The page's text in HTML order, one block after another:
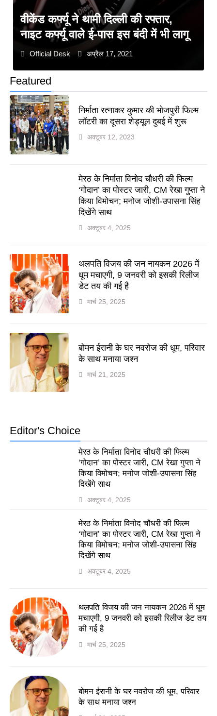
Featured
निर्माता रत्नाकर कुमार की भोजपुरी फिल्म
लॉटरी का दूसरा शेड्यूल दुबई में शुरू
अक्टूबर 12, 2023
मेरठ के निर्माता विनोद चौधरी की फिल्म
‘गोदान’ का पोस्टर जारी, CM रेखा गुप्ता ने
किया विमोचन; मनोज जोशी-उपासना सिंह
दिखेंगे साथ
अक्टूबर 4, 2025
थलपति विजय की जन नायकन 2026 में
धूम मचाएगी, 9 जनवरी को इसकी रिलीज
डेट तय की गई है
मार्च 25, 2025
बोमन ईरानी के घर नवरोज की धूम, परिवार
के साथ मनाया जश्न
मार्च 21, 2025
वीकेंड कर्फ्यू ने थामी दिल्ली की रफ्तार,
नाइट कर्फ्यू वाले ई-पास इस बंदी में भी लागू
Official Desk अप्रैल 17, 2021
Editor's Choice
मेरठ के निर्माता विनोद चौधरी की फिल्म
‘गोदान’ का पोस्टर जारी, CM रेखा गुप्ता ने
किया विमोचन; मनोज जोशी-उपासना सिंह
दिखेंगे साथ
अक्टूबर 4, 2025
मेरठ के निर्माता विनोद चौधरी की फिल्म
‘गोदान’ का पोस्टर जारी, CM रेखा गुप्ता ने
किया विमोचन; मनोज जोशी-उपासना सिंह
दिखेंगे साथ
अक्टूबर 4, 2025
थलपति विजय की जन नायकन 2026 में धूम
मचाएगी, 9 जनवरी को इसकी रिलीज डेट तय
की गई है
मार्च 25, 2025
बोमन ईरानी के घर नवरोज की धूम, परिवार
के साथ मनाया जश्न